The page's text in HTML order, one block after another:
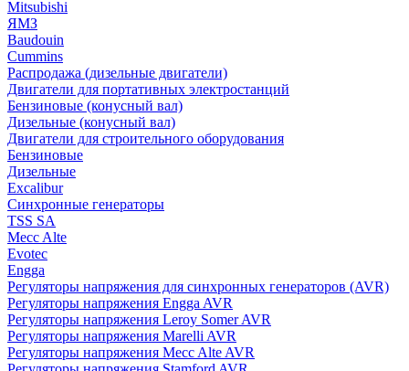
Mitsubishi
ЯМЗ
Baudouin
Cummins
Распродажа (дизельные двигатели)
Двигатели для портативных электростанций
Бензиновые (конусный вал)
Дизельные (конусный вал)
Двигатели для строительного оборудования
Бензиновые
Дизельные
Excalibur
Синхронные генераторы
TSS SA
Mecc Alte
Evotec
Engga
Регуляторы напряжения для синхронных генераторов (AVR)
Регуляторы напряжения Engga AVR
Регуляторы напряжения Leroy Somer AVR
Регуляторы напряжения Marelli AVR
Регуляторы напряжения Mecc Alte AVR